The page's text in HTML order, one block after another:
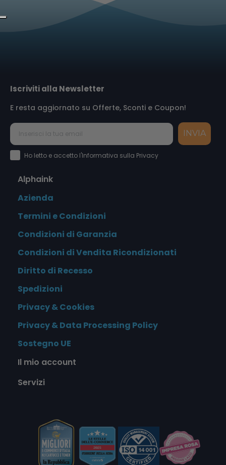
Iscriviti alla Newsletter
E resta aggiornato su Offerte, Sconti e Coupon!
INVIA
Accettazione Privacy Policy
Ho letto e accetto l'Informativa sulla Privacy
Alphaink
Azienda
Termini e Condizioni
Condizioni di Garanzia
Condizioni di Vendita Ricondizionati
Diritto di Recesso
Spedizioni
Privacy & Cookies
Privacy & Data Processing Policy
Sostegno UE
Il mio account
Servizi